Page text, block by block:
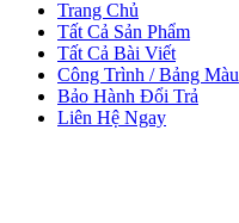
Trang Chủ
Tất Cả Sản Phẩm
Tất Cả Bài Viết
Công Trình / Bảng Màu
Bảo Hành Đổi Trả
Liên Hệ Ngay